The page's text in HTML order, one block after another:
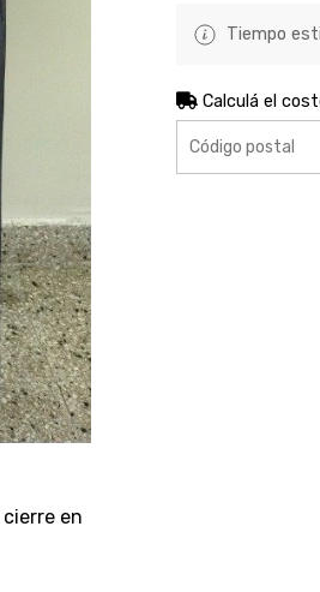
en
Tiempo
Calculá el